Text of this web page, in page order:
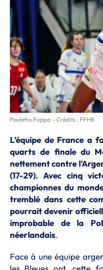
Pauletta Foppa - Crédits : FFHB
L’équipe de France a
quarts de finale du
nettement contre
(17-29). Avec cinq
championnes du
tremblé dans cette
pourrait devenir
improbable de la
néerlandais.
Face à une équipe